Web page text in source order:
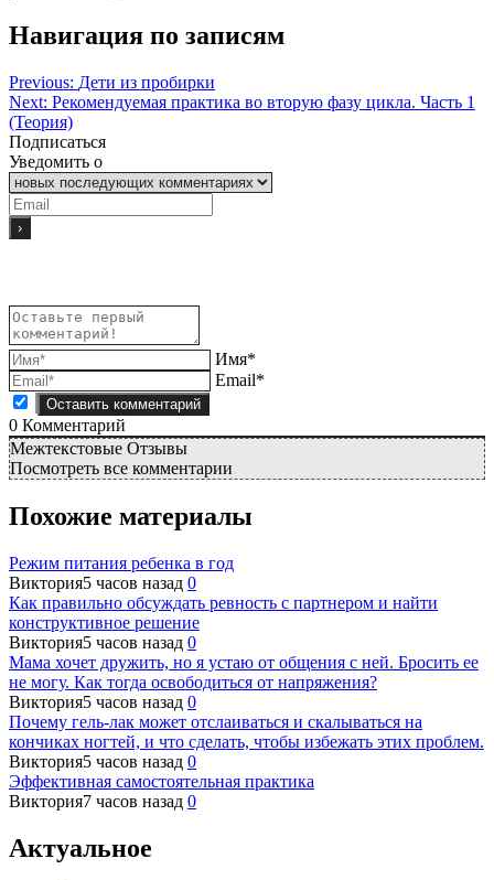
Навигация по записям
Previous: Дети из пробирки
Next: Рекомендуемая практика во вторую фазу цикла. Часть 1
(Теория)
Подписаться
Уведомить о
Имя*
Email*
0 Комментарий
Межтекстовые Отзывы
Посмотреть все комментарии
Похожие материалы
Режим питания ребенка в год
Виктория5 часов назад 0
Как правильно обсуждать ревность с партнером и найти
конструктивное решение
Виктория5 часов назад 0
Мама хочет дружить, но я устаю от общения с ней. Бросить ее
не могу. Как тогда освободиться от напряжения?
Виктория5 часов назад 0
Почему гель-лак может отслаиваться и скалываться на
кончиках ногтей, и что сделать, чтобы избежать этих проблем.
Виктория5 часов назад 0
Эффективная самостоятельная практика
Виктория7 часов назад 0
Актуальное